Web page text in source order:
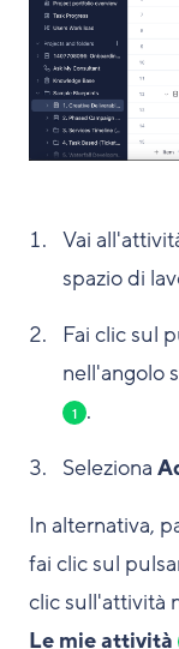
Vai
spazio di
Fai clic sul
nell'angolo
1 .
Seleziona
In alternativa,
fai clic sul
clic sull'attività
Le mie attività